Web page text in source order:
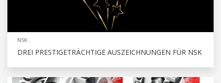
NSK
DREI PRESTIGETRÄCHTIGE AUSZEICHNUNGEN FÜR NSK